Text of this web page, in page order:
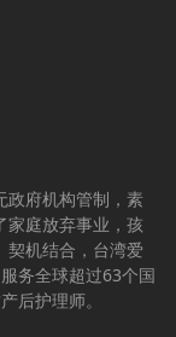
政府机构管制，素
家庭放弃事业，孩
契机结合，台湾爱
务全球超过63个国
后护理师。